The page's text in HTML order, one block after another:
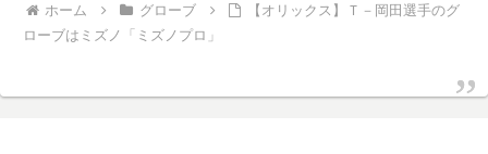
ホーム グローブ
【オリックス】Ｔ－岡田選手のグ
ローブはミズノ「ミズノプロ」